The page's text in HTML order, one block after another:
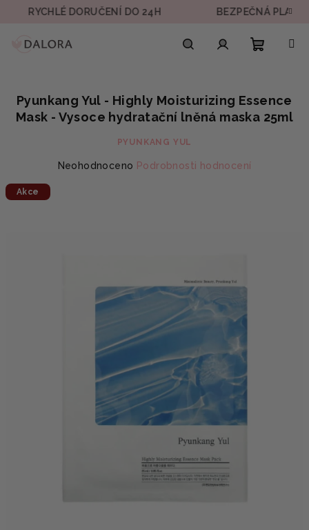
DORUČENÍ DO 24H BEZPEČNÁ PLATBA
košík
Pyunkang Yul - Highly Moisturizing Essence
Mask - Vysoce hydratační lněná maska 25ml
PYUNKANG YUL
Průměrné
Neohodnoceno Podrobnosti hodnocení
Akce